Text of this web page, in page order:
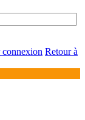
connexion Retour à